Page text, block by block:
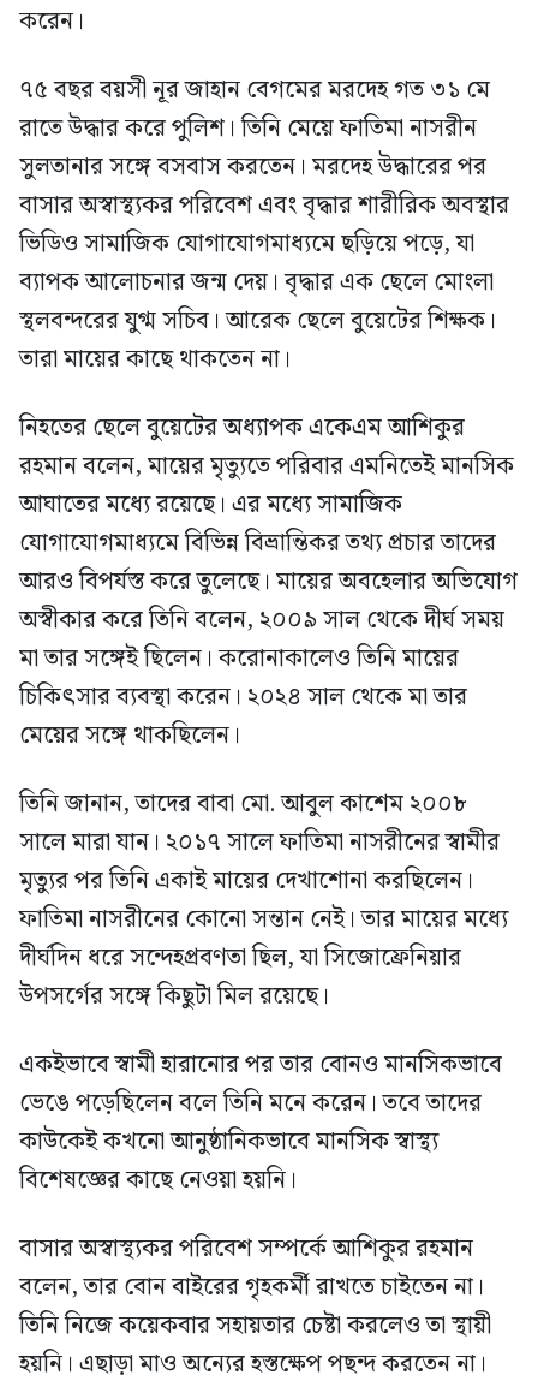
করেন।
৭৫ বছর বয়সী নূর জাহান বেগমের মরদেহ গত ৩১ মে
রাতে উদ্ধার করে পুলিশ। তিনি মেয়ে ফাতিমা নাসরীন
সুলতানার সঙ্গে বসবাস করতেন। মরদেহ উদ্ধারের পর
বাসার অস্বাস্থ্যকর পরিবেশ এবং বৃদ্ধার শারীরিক অবস্থার
ভিডিও সামাজিক যোগাযোগমাধ্যমে ছড়িয়ে পড়ে, যা
ব্যাপক আলোচনার জন্ম দেয়। বৃদ্ধার এক ছেলে মোংলা
স্থলবন্দরের যুগ্ম সচিব। আরেক ছেলে বুয়েটের শিক্ষক।
তারা মায়ের কাছে থাকতেন না।
নিহতের ছেলে বুয়েটের অধ্যাপক একেএম আশিকুর
রহমান বলেন, মায়ের মৃত্যুতে পরিবার এমনিতেই মানসিক
আঘাতের মধ্যে রয়েছে। এর মধ্যে সামাজিক
যোগাযোগমাধ্যমে বিভিন্ন বিভ্রান্তিকর তথ্য প্রচার তাদের
আরও বিপর্যস্ত করে তুলেছে। মায়ের অবহেলার অভিযোগ
অস্বীকার করে তিনি বলেন, ২০০৯ সাল থেকে দীর্ঘ সময়
মা তার সঙ্গেই ছিলেন। করোনাকালেও তিনি মায়ের
চিকিৎসার ব্যবস্থা করেন। ২০২৪ সাল থেকে মা তার
মেয়ের সঙ্গে থাকছিলেন।
তিনি জানান, তাদের বাবা মো. আবুল কাশেম ২০০৮
সালে মারা যান। ২০১৭ সালে ফাতিমা নাসরীনের স্বামীর
মৃত্যুর পর তিনি একাই মায়ের দেখাশোনা করছিলেন।
ফাতিমা নাসরীনের কোনো সন্তান নেই। তার মায়ের মধ্যে
দীর্ঘদিন ধরে সন্দেহপ্রবণতা ছিল, যা সিজোফ্রেনিয়ার
উপসর্গের সঙ্গে কিছুটা মিল রয়েছে।
একইভাবে স্বামী হারানোর পর তার বোনও মানসিকভাবে
ভেঙে পড়েছিলেন বলে তিনি মনে করেন। তবে তাদের
কাউকেই কখনো আনুষ্ঠানিকভাবে মানসিক স্বাস্থ্য
বিশেষজ্ঞের কাছে নেওয়া হয়নি।
বাসার অস্বাস্থ্যকর পরিবেশ সম্পর্কে আশিকুর রহমান
বলেন, তার বোন বাইরের গৃহকর্মী রাখতে চাইতেন না।
তিনি নিজে কয়েকবার সহায়তার চেষ্টা করলেও তা স্থায়ী
হয়নি। এছাড়া মাও অন্যের হস্তক্ষেপ পছন্দ করতেন না।